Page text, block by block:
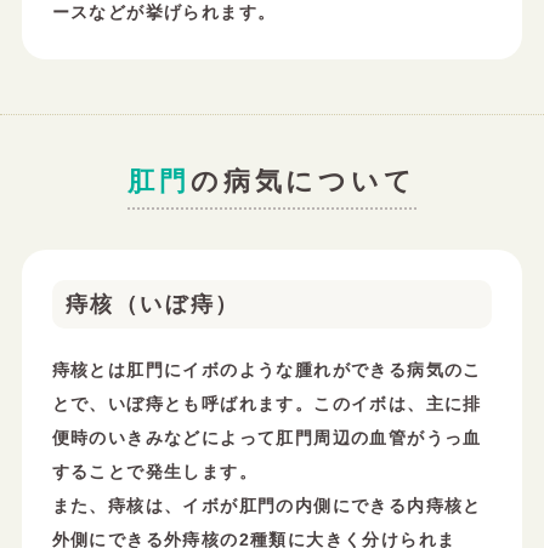
ースなどが挙げられます。
肛門 の病気について
痔核（いぼ痔）
痔核とは肛門にイボのような腫れができる病気のこ
とで、いぼ痔とも呼ばれます。このイボは、主に排
便時のいきみなどによって肛門周辺の血管がうっ血
することで発生します。
また、痔核は、イボが肛門の内側にできる内痔核と
外側にできる外痔核の2種類に大きく分けられま